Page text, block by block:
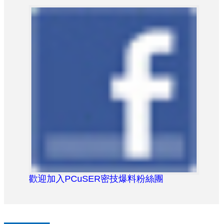
歡迎加入PCuSER密技爆料粉絲團